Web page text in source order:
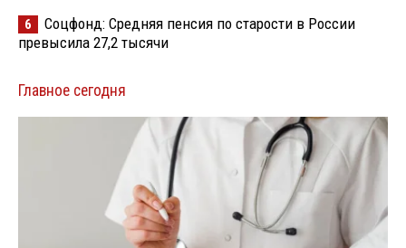
6
Соцфонд: Средняя пенсия по старости в России
превысила 27,2 тысячи
Главное сегодня